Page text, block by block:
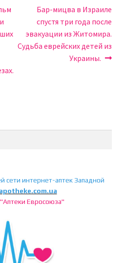
Следующая
запись:
Бар-мицва в Израиле
спустя три года после
эвакуации из Житомира.
Судьба еврейских детей из
Украины.
сети интернет-аптек Западной
apotheke.com.ua
Евросоюза"